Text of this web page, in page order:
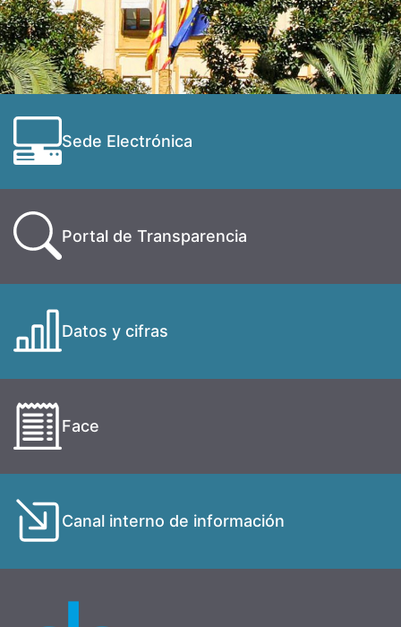
Sede Electrónica
Portal de Transparencia
Datos y cifras
Face
Canal interno de información